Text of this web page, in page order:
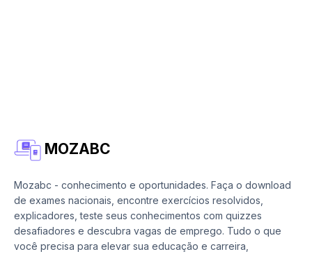
MOZABC
Mozabc - conhecimento e oportunidades. Faça o download
de exames nacionais, encontre exercícios resolvidos,
explicadores, teste seus conhecimentos com quizzes
desafiadores e descubra vagas de emprego. Tudo o que
você precisa para elevar sua educação e carreira,